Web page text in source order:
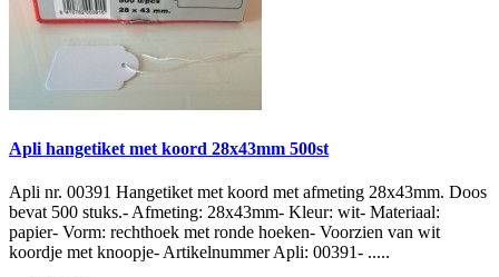
Apli hangetiket met koord 28x43mm 500st
Apli nr. 00391 Hangetiket met koord met afmeting 28x43mm. Doos
bevat 500 stuks.- Afmeting: 28x43mm- Kleur: wit- Materiaal:
papier- Vorm: rechthoek met ronde hoeken- Voorzien van wit
koordje met knoopje- Artikelnummer Apli: 00391- .....